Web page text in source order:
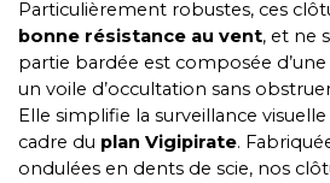
Particulièrement robustes, ces
bonne résistance au vent, et ne
partie bardée est composée
un voile d’occultation sans
Elle simplifie la surveillance
cadre du plan Vigipirate.
ondulées en dents de scie, nos